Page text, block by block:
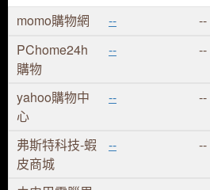
momo購物網
--
--
PChome24h
購物
-- --
yahoo購物中
心
-- --
弗斯特科技-蝦
皮商城
-- --